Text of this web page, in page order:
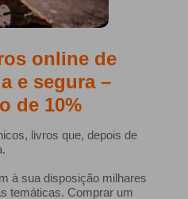
online de
e segura –
de 10%
livros que, depois de
à sua disposição milhares
temáticas. Comprar um